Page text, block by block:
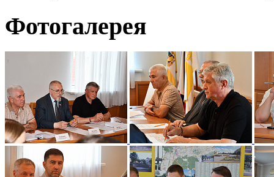
Фотогалерея